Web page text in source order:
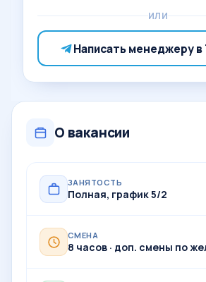
ИЛИ
Написать менеджеру в
О вакансии
ЗАНЯТОСТЬ
Полная, график 5/2
СМЕНА
8 часов · доп. смены по